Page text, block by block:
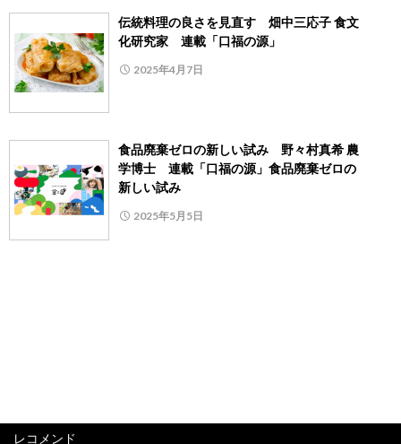
伝統料理の良さを見直す 畑中三応子 食文
化研究家 連載「口福の源」
2025年4月7日
食品廃棄ゼロの新しい試み 野々村真希 農
学博士 連載「口福の源」食品廃棄ゼロの
新しい試み
2025年5月5日
レコメンド